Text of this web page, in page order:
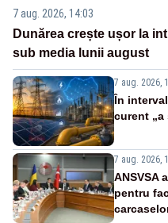
7 aug. 2026, 14:03
Dunărea crește ușor la
sub media lunii august
7 aug. 2026,
În
curent „a
7 aug. 2026,
ANSVSA
pentru